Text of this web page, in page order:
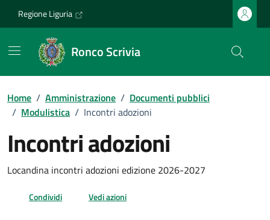
Regione Liguria
Ronco Scrivia
Home / Amministrazione / Documenti pubblici
/ Modulistica / Incontri adozioni
Incontri adozioni
Dettagli del documento
Locandina incontri adozioni edizione 2026-2027
Condividi Vedi azioni